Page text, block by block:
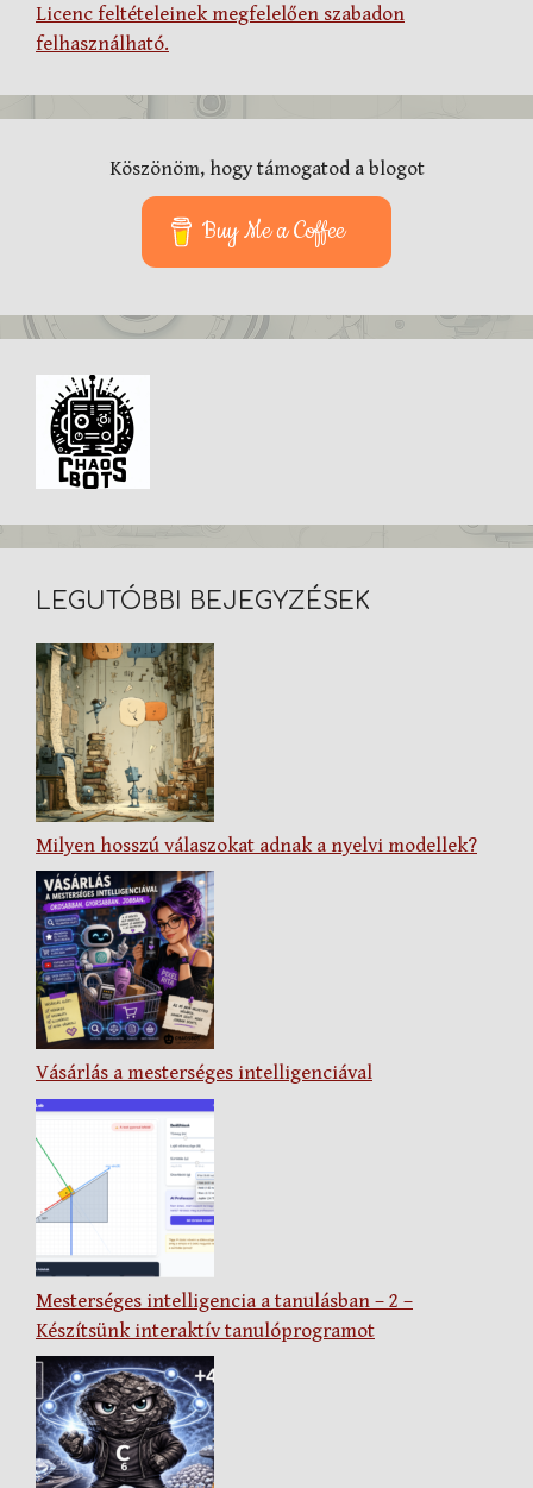
Licenc feltételeinek megfelelően szabadon
felhasználható.
Köszönöm, hogy támogatod a blogot
Buy Me a Coffee
LEGUTÓBBI BEJEGYZÉSEK
Milyen hosszú válaszokat adnak a nyelvi modellek?
Vásárlás a mesterséges intelligenciával
Mesterséges intelligencia a tanulásban – 2 –
Készítsünk interaktív tanulóprogramot